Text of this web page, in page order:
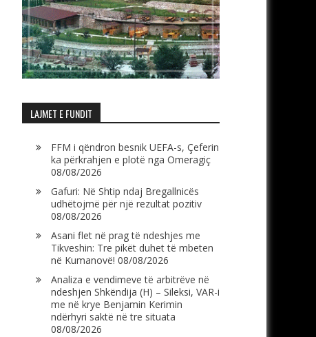
LAJMET E FUNDIT
FFM i qëndron besnik UEFA-s, Çeferin
ka përkrahjen e plotë nga Omeragiç
08/08/2026
Gafuri: Në Shtip ndaj Bregallnicës
udhëtojmë për një rezultat pozitiv
08/08/2026
Asani flet në prag të ndeshjes me
Tikveshin: Tre pikët duhet të mbeten
në Kumanovë! 08/08/2026
Analiza e vendimeve të arbitrëve në
ndeshjen Shkëndija (H) – Sileksi, VAR-i
me në krye Benjamin Kerimin
ndërhyri saktë në tre situata
08/08/2026